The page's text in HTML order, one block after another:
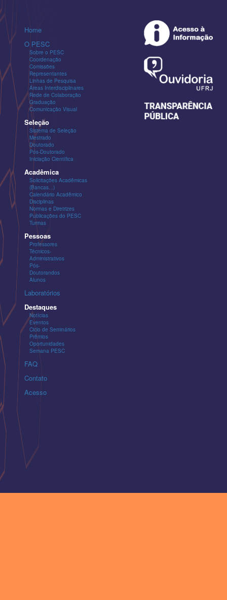
Home
O PESC
Sobre o PESC
Coordenação
Comissões
Representantes
Linhas de Pesquisa
Áreas Interdisciplinares
Rede de Colaboração
Graduação
Comunicação Visual
Seleção
Sistema de Seleção
Mestrado
Doutorado
Pós-Doutorado
Iniciação Científica
Acadêmica
Solicitações Acadêmicas
(Bancas...)
Calendário Acadêmico
Disciplinas
Normas e Diretrizes
Publicações do PESC
Turmas
Pessoas
Professores
Técnicos-
Administrativos
Pós-
Doutorandos
Alunos
Laboratórios
Destaques
Notícias
Eventos
Ciclo de Seminários
Prêmios
Oportunidades
Semana PESC
FAQ
Contato
Acesso